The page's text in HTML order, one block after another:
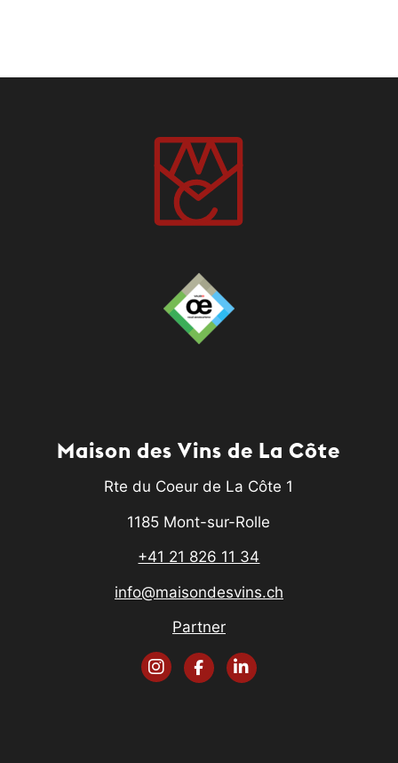
Maison des Vins de La Côte
Rte du Coeur de La Côte 1
1185 Mont-sur-Rolle
+41 21 826 11 34
info@maisondesvins.ch
Partner